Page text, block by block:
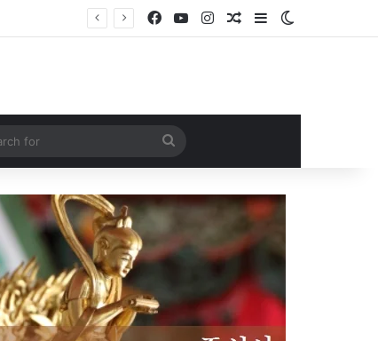
Facebook
YouTubeInstagramRandom Article
Sidebar
for